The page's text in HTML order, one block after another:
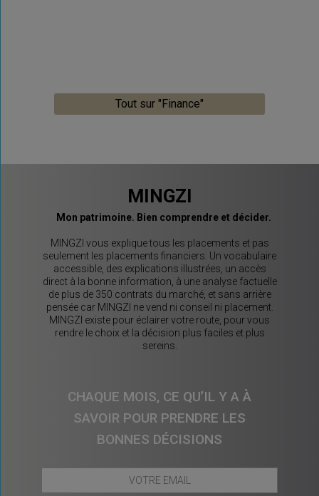
Tout sur "Finance"
MINGZI
Mon patrimoine. Bien comprendre et décider.
MINGZI vous explique tous les placements et pas
seulement les placements financiers. Un vocabulaire
accessible, des explications illustrées, un accès
direct à la bonne information, à une analyse factuelle
de plus de 350 contrats du marché, et sans arrière
pensée car MINGZI ne vend ni conseil ni placement.
MINGZI existe pour éclairer votre route, pour vous
rendre le choix et la décision plus faciles et plus
sereins.
CHAQUE MOIS, CE QU’IL Y A À
SAVOIR POUR PRENDRE LES
BONNES DÉCISIONS